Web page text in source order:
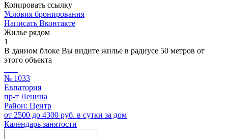
Копировать ссылку
Условия бронирования
Написать Вконтакте
Жилье рядом
1
В данном блоке Вы видите жилье в радиусе 50 метров от
этого объекта
№ 1033
Евпатория
пр-т Ленина
Район: Центр
от 2500 до 4300 руб. в сутки за дом
Календарь занятости